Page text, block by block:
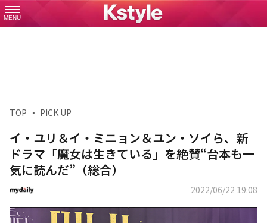
MENU
TOP PICK UP
イ・ユリ＆イ・ミニョン＆ユン・ソイら、新
ドラマ「魔女は生きている」を絶賛“台本も一
気に読んだ”（総合）
2022/06/22 19:08